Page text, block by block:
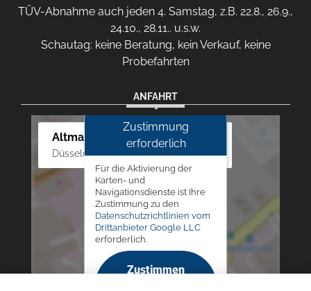
TÜV-Abnahme auch jeden 4. Samstag, z.B. 22.8., 26.9.,
24.10., 28.11.. u.s.w.
Schautag: keine Beratung, kein Verkauf, keine
Probefahrten
ANFAHRT
Altmann Autoland
Düsseldorfer Str. 69 - 79, 42781 Haan
Zustimmung
erforderlich
Für die Aktivierung der
Karten- und
Navigationsdienste ist Ihre
Zustimmung zu den
Datenschutzrichtlinien vom
Drittanbieter Google LLC
erforderlich.
Zustimmen